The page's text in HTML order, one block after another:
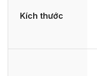
Kích thước